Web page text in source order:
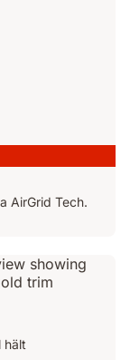
AirGrid Tech.
hält